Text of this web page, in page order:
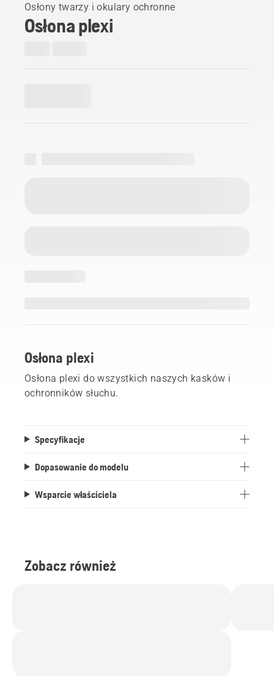
Osłony twarzy i okulary ochronne
Osłona plexi
Osłona plexi
Osłona plexi do wszystkich naszych kasków i
ochronników słuchu.
Specyfikacje
Dopasowanie do modelu
Wsparcie właściciela
Zobacz również